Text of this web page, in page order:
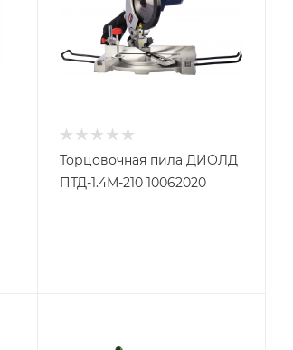
Торцовочная пила ДИОЛД
ПТД-1.4М-210 10062020